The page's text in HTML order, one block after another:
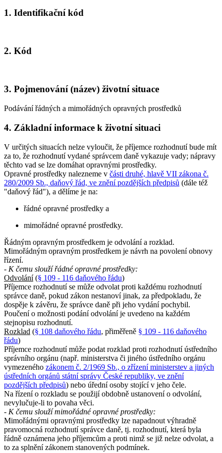
1. Identifikační kód
2. Kód
3. Pojmenování (název) životní situace
Podávání řádných a mimořádných opravných prostředků
4. Základní informace k životní situaci
V určitých situacích nelze vyloučit, že příjemce rozhodnutí bude mít
za to, že rozhodnutí vydané správcem daně vykazuje vady; nápravy
těchto vad se lze domáhat opravnými prostředky.
Opravné prostředky nalezneme v části druhé, hlavě VII zákona č.
280/2009 Sb., daňový řád, ve znění pozdějších předpisů (dále též
"daňový řád"), a dělíme je na:
řádné opravné prostředky a
mimořádné opravné prostředky.
Řádným opravným prostředkem je odvolání a rozklad.
Mimořádným opravným prostředkem je návrh na povolení obnovy
řízení.
- K čemu slouží řádné opravné prostředky:
Odvolání(§ 109 - 116 daňového řádu)
Příjemce rozhodnutí se může odvolat proti každému rozhodnutí
správce daně, pokud zákon nestanoví jinak, za předpokladu, že
dospěje k závěru, že správce daně při jeho vydání pochybil.
Poučení o možnosti podání odvolání je uvedeno na každém
stejnopisu rozhodnutí.
Rozklad (§ 108 daňového řádu, přiměřeně § 109 - 116 daňového
řádu)
Příjemce rozhodnutí může podat rozklad proti rozhodnutí ústředního
správního orgánu (např. ministerstva či jiného ústředního orgánu
vymezeného zákonem č. 2/1969 Sb., o zřízení ministerstev a jiných
ústředních orgánů státní správy České republiky, ve znění
pozdějších předpisů) nebo úřední osoby stojící v jeho čele.
Na řízení o rozkladu se použijí obdobně ustanovení o odvolání,
nevylučuje-li to povaha věci.
- K čemu slouží mimořádné opravné prostředky:
Mimořádnými opravnými prostředky lze napadnout výhradně
pravomocná rozhodnutí správce daně, tj. rozhodnutí, která byla
řádně oznámena jeho příjemcům a proti nimž se již nelze odvolat, a
to za splnění zákonem stanovených podmínek.